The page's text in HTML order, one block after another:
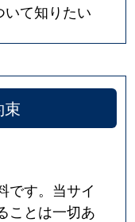
て知りたい
です。当サイ
ことは一切あ